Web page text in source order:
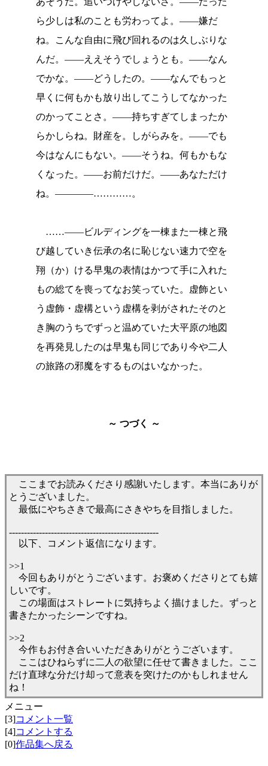
ら少しは私のことも労わってよ。――嫌だ
ね。こんな自由に飛び回れるのは久しぶりな
んだ。――ええそうでしょうとも。――なん
でかな。――どうしたの。――なんでもっと
早くに何もかも放り出してこうしてなかった
のかってことさ。――持ちすぎてしまったか
らかしらね。財産を。しがらみを。――でも
今はなんにもない。――そうね。何もかもな
くなった。――お前だけだ。――あなただけ
ね。――――…………。
……――ビルディングを一棟また一棟と飛
び越していき伝承の名に恥じない速力で空を
翔（か）ける早鬼の表情はかつて手に入れた
もの総てを喪ってなお笑っていた。虚飾とい
う虚飾・虚構という虚構を剥がされたそのと
き胸のうちでずっと温めていた大平原の地図
を再発見したのは早鬼も同じであり今や二人
の旅路の邪魔をするものはいなかった。
～ つづく ～
ここまでお読みくださり感謝いたします。本当にありが
とうございました。
最低にやちさきで最高にさきやちを目指しました。
--------------------------------------------------
以下、コメント返信になります。
>>1
今回もありがとうございます。お褒めくださりとても嬉
しいです。
この場面はストレートに気持ちよく描けました。ずっと
書きたかったシーンですね。
>>2
今作もお付き合いいただきありがとうございます。
ここはひねらずに二人の欲望に任せて書きました。ここ
だけ直球な分だけ却って意表を突けたのかもしれません
ね！
メニュー
[3]コメント一覧
[4]コメントする
[0]作品集へ戻る